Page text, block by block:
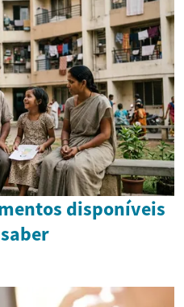
disponíveis